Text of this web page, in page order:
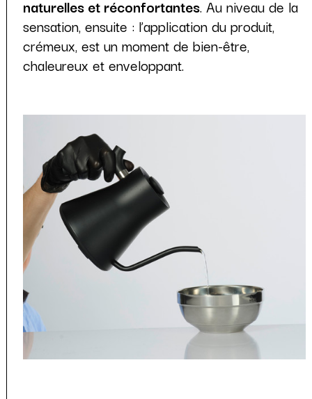
naturelles et réconfortantes. Au niveau de la
sensation, ensuite : l’application du produit,
crémeux, est un moment de bien-être,
chaleureux et enveloppant.